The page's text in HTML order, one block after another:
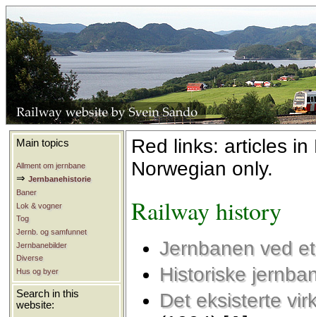
Main topics
Allment om jernbane
⇒Jernbanehistorie
Baner
Lok & vogner
Tog
Jernb. og samfunnet
Jernbanebilder
Diverse
Hus og byer
Search in this
website:
Red links: articles
Norwegian only.
Railway history
Jernbanen ved
Historiske
Det eksisterte